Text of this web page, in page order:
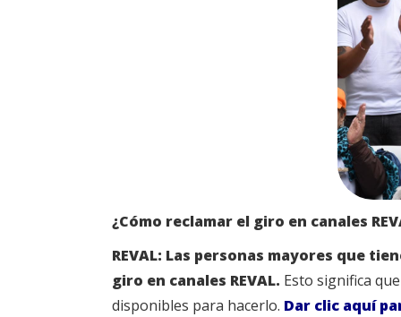
¿Cómo reclamar el giro en canales
REVAL: Las personas mayores que
giro en canales REVAL. Esto significa
disponibles para hacerlo. Dar clic aquí